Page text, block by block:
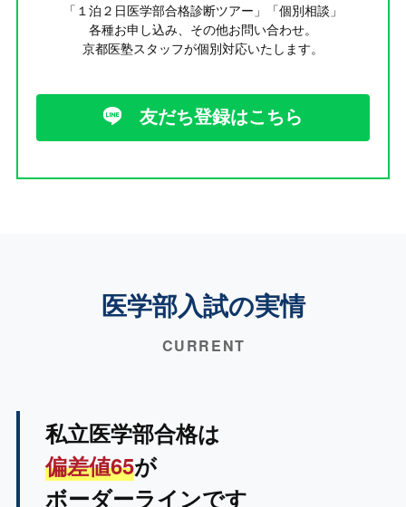
「１泊２日医学部合格診断ツアー」「個別相談」
各種お申し込み、その他お問い合わせ。
京都医塾スタッフが個別対応いたします。
友だち登録はこちら
医学部入試の実情
CURRENT
私立医学部合格は
偏差値65が
ボーダーラインです